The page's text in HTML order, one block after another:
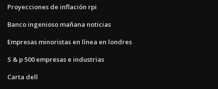
Proyecciones de inflación rpi
Banco ingenioso mañana noticias
Empresas minoristas en línea en londres
S & p 500 empresas e industrias
Carta dell